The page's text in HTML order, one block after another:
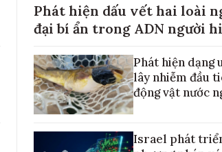
Phát hiện dấu vết hai loài
đại bí ẩn trong ADN người
Phát hiện dạng
lây nhiễm đầu
động vật nước
Israel phát